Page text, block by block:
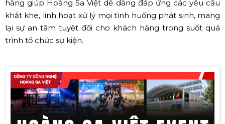
hàng giúp Hoàng Sa Việt dễ dàng đáp ứng các yêu cầu
khắt khe, linh hoạt xử lý mọi tình huống phát sinh, mang
lại sự an tâm tuyệt đối cho khách hàng trong suốt quá
trình tổ chức sự kiện.